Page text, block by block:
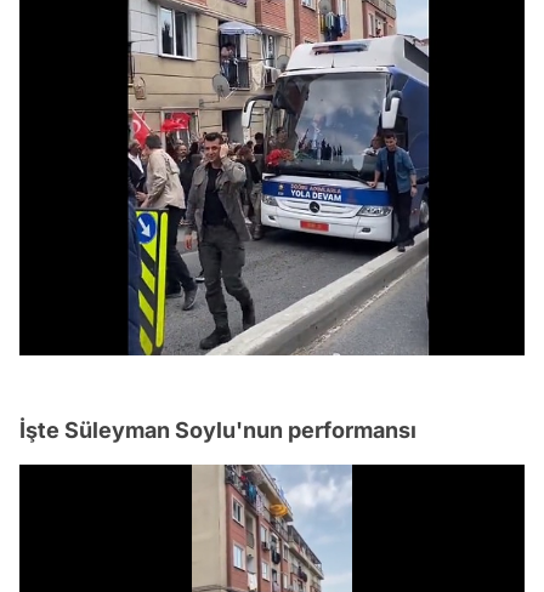
İşte Süleyman Soylu'nun performansı